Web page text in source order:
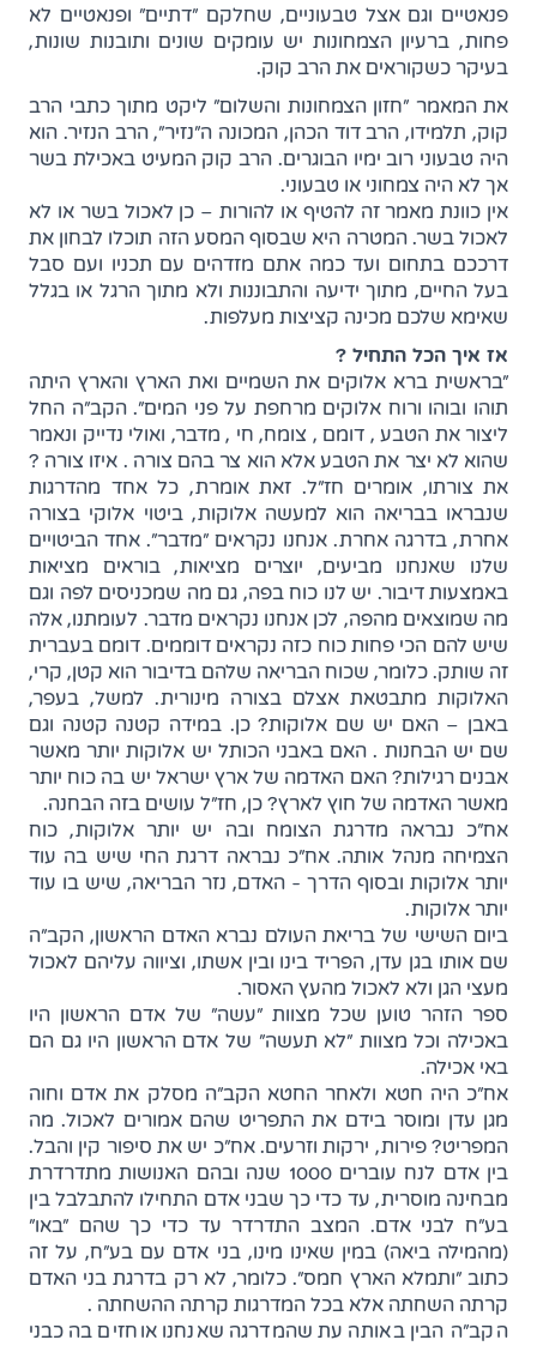
פנאטיים וגם אצל טבעוניים, שחלקם "דתיים" ופנאטיים לא
פחות, ברעיון הצמחונות יש עומקים שונים ותובנות שונות,
בעיקר כשקוראים את הרב קוק.
את המאמר "חזון הצמחונות והשלום" ליקט מתוך כתבי הרב
קוק, תלמידו, הרב דוד הכהן, המכונה ה"נזיר", הרב הנזיר. הוא
היה טבעוני רוב ימיו הבוגרים. הרב קוק המעיט באכילת בשר
אך לא היה צמחוני או טבעוני.
אין כוונת מאמר זה להטיף או להורות – כן לאכול בשר או לא
לאכול בשר. המטרה היא שבסוף המסע הזה תוכלו לבחון את
דרככם בתחום ועד כמה אתם מזדהים עם תכניו ועם סבל
בעל החיים, מתוך ידיעה והתבוננות ולא מתוך הרגל או בגלל
שאימא שלכם מכינה קציצות מעלפות.
אז איך הכל התחיל ?
"בראשית ברא אלוקים את השמיים ואת הארץ והארץ היתה
תוהו ובוהו ורוח אלוקים מרחפת על פני המים". הקב"ה החל
ליצור את הטבע , דומם , צומח, חי , מדבר, ואולי נדייק ונאמר
שהוא לא יצר את הטבע אלא הוא צר בהם צורה . איזו צורה ?
את צורתו, אומרים חז"ל. זאת אומרת, כל אחד מהדרגות
שנבראו בבריאה הוא למעשה אלוקות, ביטוי אלוקי בצורה
אחרת, בדרגה אחרת. אנחנו נקראים "מדבר". אחד הביטויים
שלנו שאנחנו מביעים, יוצרים מציאות, בוראים מציאות
באמצעות דיבור. יש לנו כוח בפה, גם מה שמכניסים לפה וגם
מה שמוצאים מהפה, לכן אנחנו נקראים מדבר. לעומתנו, אלה
שיש להם הכי פחות כוח כזה נקראים דוממים. דומם בעברית
זה שותק. כלומר, שכוח הבריאה שלהם בדיבור הוא קטן, קרי,
האלוקות מתבטאת אצלם בצורה מינורית. למשל, בעפר,
באבן – האם יש שם אלוקות? כן. במידה קטנה קטנה וגם
שם יש הבחנות . האם באבני הכותל יש אלוקות יותר מאשר
אבנים רגילות? האם האדמה של ארץ ישראל יש בה כוח יותר
מאשר האדמה של חוץ לארץ? כן, חז"ל עושים בזה הבחנה.
אח"כ נבראה מדרגת הצומח ובה יש יותר אלוקות, כוח
הצמיחה מנהל אותה. אח"כ נבראה דרגת החי שיש בה עוד
יותר אלוקות ובסוף הדרך - האדם, נזר הבריאה, שיש בו עוד
יותר אלוקות.
ביום השישי של בריאת העולם נברא האדם הראשון, הקב"ה
שם אותו בגן עדן, הפריד בינו ובין אשתו, וציווה עליהם לאכול
מעצי הגן ולא לאכול מהעץ האסור.
ספר הזהר טוען שכל מצוות "עשה" של אדם הראשון היו
באכילה וכל מצוות "לא תעשה" של אדם הראשון היו גם הם
באי אכילה.
אח"כ היה חטא ולאחר החטא הקב"ה מסלק את אדם וחוה
מגן עדן ומוסר בידם את התפריט שהם אמורים לאכול. מה
המפריט? פירות, ירקות וזרעים. אח"כ יש את סיפור קין והבל.
בין אדם לנח עוברים 1000 שנה ובהם האנושות מתדרדרת
מבחינה מוסרית, עד כדי כך שבני אדם התחילו להתבלבל בין
בע"ח לבני אדם. המצב התדרדר עד כדי כך שהם "באו"
(מהמילה ביאה) במין שאינו מינו, בני אדם עם בע"ח, על זה
כתוב "ותמלא הארץ חמס". כלומר, לא רק בדרגת בני האדם
קרתה השחתה אלא בכל המדרגות קרתה ההשחתה .
הקב"ה הבין באותה עת שהמדרגה שאנחנו אוחזים בה כבני